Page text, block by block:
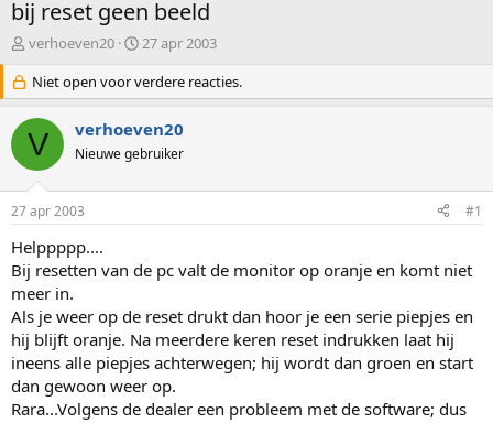
bij reset geen beeld
O
d
e
r
w
s
t
a
r
t
e
r
verhoeven20
S
a
r
d
a
m
27 apr 2003
Niet open voor verdere reacties.
V verhoeven20
Nieuwe gebruiker
27 apr 2003 #1
Helppppp....
Bij resetten van de pc valt de monitor op oranje en komt niet
meer in.
Als je weer op de reset drukt dan hoor je een serie piepjes en
hij blijft oranje. Na meerdere keren reset indrukken laat hij
ineens alle piepjes achterwegen; hij wordt dan groen en start
dan gewoon weer op.
Rara...Volgens de dealer een probleem met de software; dus